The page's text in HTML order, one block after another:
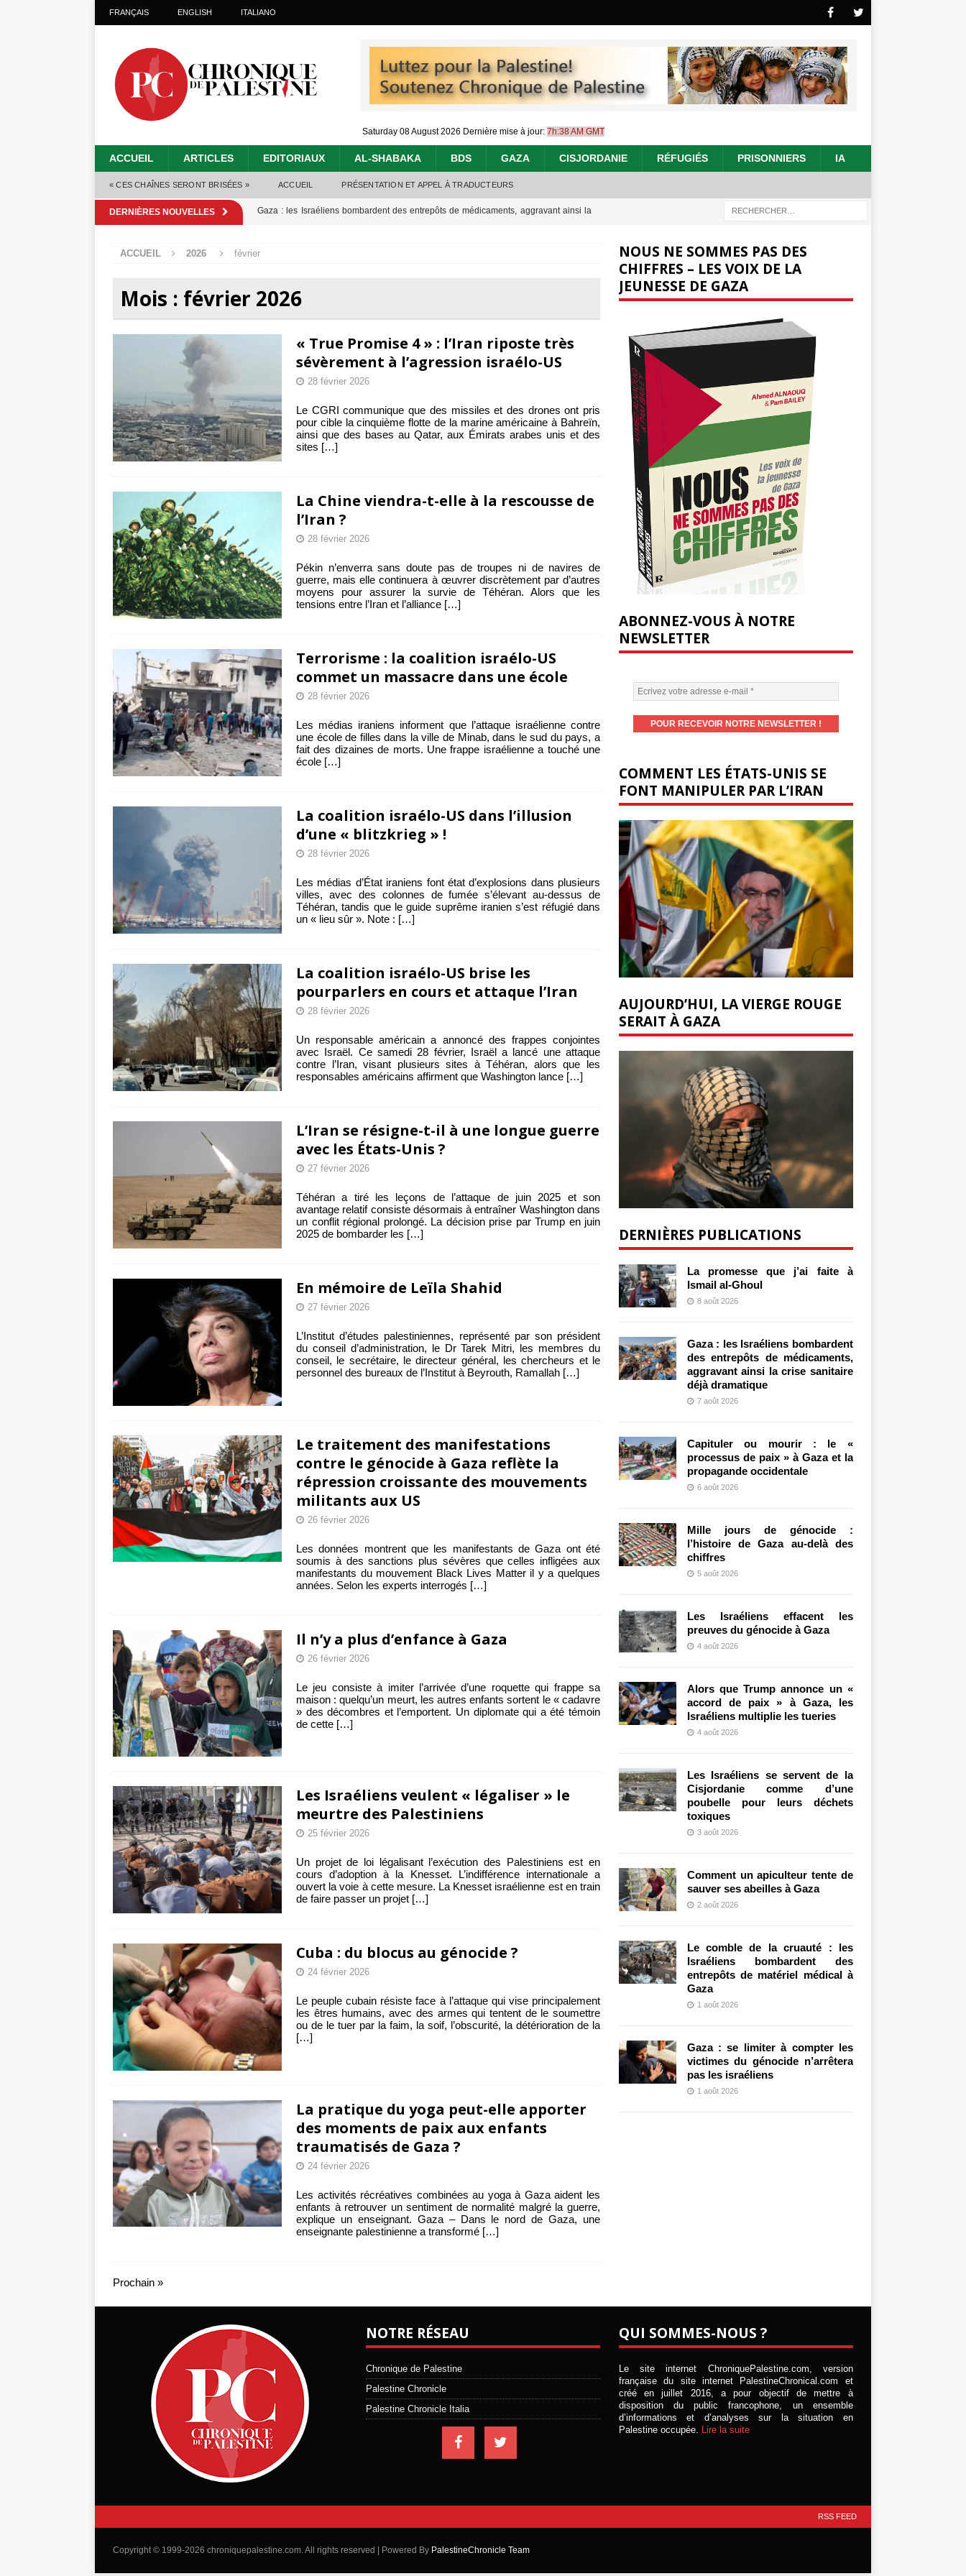
FRANÇAIS ENGLISH ITALIANO
Saturday 08 August 2026 Dernière mise à jour: 7h:38 AM GMT
ACCUEIL ARTICLES EDITORIAUX AL-SHABAKA BDS GAZA CISJORDANIE RÉFUGIÉS PRISONNIERS IA
« CES CHAÎNES SERONT BRISÉES » ACCUEIL PRÉSENTATION ET APPEL À TRADUCTEURS
DERNIÈRES NOUVELLES Gaza : les Israéliens bombardent des entrepôts de médicaments, aggravant ainsi la
Capituler ou mourir : le « processus de paix » à Gaza et la propagande occidentale
Mille jours de génocide : l’histoire de Gaza au-delà des chiffres
Les Israéliens effacent les preuves du génocide à Gaza
La promesse que j’ai faite à Ismail al-Ghoul [ 8 août 2026 ]
ACCUEIL 2026 février
Mois : février 2026
« True Promise 4 » : l’Iran riposte très
sévèrement à l’agression israélo-US
28 février 2026
Le CGRI communique que des missiles et des drones ont pris
pour cible la cinquième flotte de la marine américaine à Bahreïn,
ainsi que des bases au Qatar, aux Émirats arabes unis et des
sites […]
La Chine viendra-t-elle à la rescousse de
l’Iran ?
28 février 2026
Pékin n’enverra sans doute pas de troupes ni de navires de
guerre, mais elle continuera à œuvrer discrètement par d’autres
moyens pour assurer la survie de Téhéran. Alors que les
tensions entre l’Iran et l’alliance […]
Terrorisme : la coalition israélo-US
commet un massacre dans une école
28 février 2026
Les médias iraniens informent que l’attaque israélienne contre
une école de filles dans la ville de Minab, dans le sud du pays, a
fait des dizaines de morts. Une frappe israélienne a touché une
école […]
La coalition israélo-US dans l’illusion
d’une « blitzkrieg » !
28 février 2026
Les médias d’État iraniens font état d’explosions dans plusieurs
villes, avec des colonnes de fumée s’élevant au-dessus de
Téhéran, tandis que le guide suprême iranien s’est réfugié dans
un « lieu sûr ». Note : […]
La coalition israélo-US brise les
pourparlers en cours et attaque l’Iran
28 février 2026
Un responsable américain a annoncé des frappes conjointes
avec Israël. Ce samedi 28 février, Israël a lancé une attaque
contre l’Iran, visant plusieurs sites à Téhéran, alors que les
responsables américains affirment que Washington lance […]
L’Iran se résigne-t-il à une longue guerre
avec les États-Unis ?
27 février 2026
Téhéran a tiré les leçons de l’attaque de juin 2025 et son
avantage relatif consiste désormais à entraîner Washington dans
un conflit régional prolongé. La décision prise par Trump en juin
2025 de bombarder les […]
En mémoire de Leïla Shahid
27 février 2026
L’Institut d’études palestiniennes, représenté par son président
du conseil d’administration, le Dr Tarek Mitri, les membres du
conseil, le secrétaire, le directeur général, les chercheurs et le
personnel des bureaux de l’Institut à Beyrouth, Ramallah […]
Le traitement des manifestations
contre le génocide à Gaza reflète la
répression croissante des mouvements
militants aux US
26 février 2026
Les données montrent que les manifestants de Gaza ont été
soumis à des sanctions plus sévères que celles infligées aux
manifestants du mouvement Black Lives Matter il y a quelques
années. Selon les experts interrogés […]
Il n’y a plus d’enfance à Gaza
26 février 2026
Le jeu consiste à imiter l’arrivée d’une roquette qui frappe sa
maison : quelqu’un meurt, les autres enfants sortent le « cadavre
» des décombres et l’emportent. Un diplomate qui a été témoin
de cette […]
Les Israéliens veulent « légaliser » le
meurtre des Palestiniens
25 février 2026
Un projet de loi légalisant l’exécution des Palestiniens est en
cours d’adoption à la Knesset. L’indifférence internationale a
ouvert la voie à cette mesure. La Knesset israélienne est en train
de faire passer un projet […]
Cuba : du blocus au génocide ?
24 février 2026
Le peuple cubain résiste face à l’attaque qui vise principalement
les êtres humains, avec des armes qui tentent de le soumettre
ou de le tuer par la faim, la soif, l’obscurité, la détérioration de la
[…]
La pratique du yoga peut-elle apporter
des moments de paix aux enfants
traumatisés de Gaza ?
24 février 2026
Les activités récréatives combinées au yoga à Gaza aident les
enfants à retrouver un sentiment de normalité malgré la guerre,
explique un enseignant. Gaza – Dans le nord de Gaza, une
enseignante palestinienne a transformé […]
Prochain »
NOUS NE SOMMES PAS DES
CHIFFRES – LES VOIX DE LA
JEUNESSE DE GAZA
ABONNEZ-VOUS À NOTRE
NEWSLETTER
COMMENT LES ÉTATS-UNIS SE
FONT MANIPULER PAR L’IRAN
AUJOURD’HUI, LA VIERGE ROUGE
SERAIT À GAZA
DERNIÈRES PUBLICATIONS
La promesse que j’ai faite à
Ismail al-Ghoul
8 août 2026
Gaza : les Israéliens bombardent
des entrepôts de médicaments,
aggravant ainsi la crise sanitaire
déjà dramatique
7 août 2026
Capituler ou mourir : le «
processus de paix » à Gaza et la
propagande occidentale
6 août 2026
Mille jours de génocide :
l’histoire de Gaza au-delà des
chiffres
5 août 2026
Les Israéliens effacent les
preuves du génocide à Gaza
4 août 2026
Alors que Trump annonce un «
accord de paix » à Gaza, les
Israéliens multiplie les tueries
4 août 2026
Les Israéliens se servent de la
Cisjordanie comme d’une
poubelle pour leurs déchets
toxiques
3 août 2026
Comment un apiculteur tente de
sauver ses abeilles à Gaza
2 août 2026
Le comble de la cruauté : les
Israéliens bombardent des
entrepôts de matériel médical à
Gaza
1 août 2026
Gaza : se limiter à compter les
victimes du génocide n’arrêtera
pas les israéliens
1 août 2026
NOTRE RÉSEAU
Chronique de Palestine
Palestine Chronicle
Palestine Chronicle Italia
QUI SOMMES-NOUS ?
Le site internet ChroniquePalestine.com, version
française du site internet PalestineChronical.com et
créé en juillet 2016, a pour objectif de mettre à
disposition du public francophone, un ensemble
d’informations et d’analyses sur la situation en
Palestine occupée.
Lire la suite
RSS FEED
Copyright © 1999-2026 chroniquepalestine.com. All rights reserved | Powered By PalestineChronicle Team